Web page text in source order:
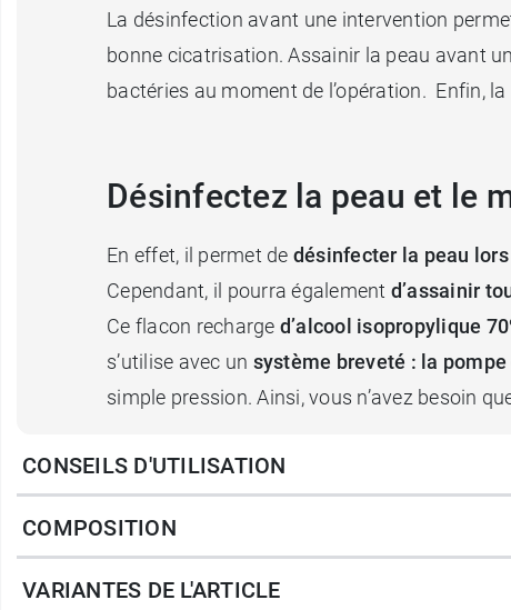
La désinfection avant une intervention
bonne cicatrisation. Assainir la peau avant
bactéries au moment de l’opération. Enfin,
Désinfectez la peau et le
En effet, il permet de désinfecter la peau
Cependant, il pourra également d’assainir
Ce flacon recharge d’alcool isopropylique
s’utilise avec un système breveté : la pompe
simple pression. Ainsi, vous n’avez besoin
La marque propose des solutions pour la
Conditionnement au choix :
Flacon avec pompe dish de 250 ml
CONSEILS D'UTILISATION
COMPOSITION
VARIANTES DE L'ARTICLE